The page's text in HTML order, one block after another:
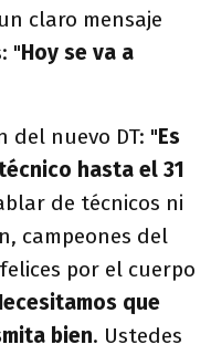
claro mensaje
"Hoy se va a
del nuevo DT: "Es
hasta el 31
de técnicos ni
campeones del
por el cuerpo
que
bien. Ustedes